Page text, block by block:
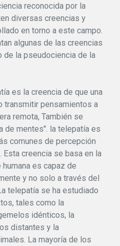
reconocida por la
diversas creencias y
en torno a este campo.
algunas de las creencias
de la pseudociencia de la
es la creencia de que una
transmitir pensamientos a
remota, También se
de mentes". la telepatía es
comunes de percepción
Esta creencia se basa en la
es capaz de
y no solo a través del
telepatía se ha estudiado
tales como la
idénticos, la
distantes y la
La mayoría de los